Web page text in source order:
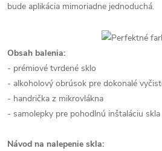
bude aplikácia mimoriadne jednoduchá.
Obsah balenia:
- prémiové tvrdené sklo
- alkoholový obrúsok pre dokonalé
- handrička z mikrovlákna
- samolepky pre pohodlnú inštaláciu skla
Návod na nalepenie skla: